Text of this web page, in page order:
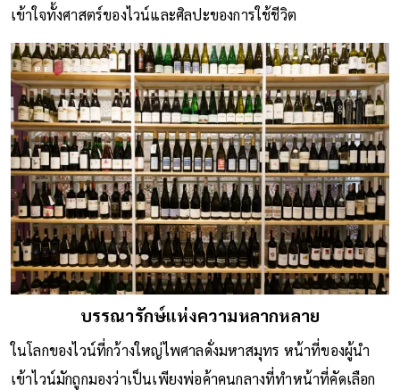
เข้าใจทั้งศาสตร์ของไวน์และศิลปะของการใช้ชีวิต
บรรณารักษ์แห่งความหลากหลาย
ในโลกของไวน์ที่กว้างใหญ่ไพศาลดั่งมหาสมุทร หน้าที่ของผู้นำ
เข้าไวน์มักถูกมองว่าเป็นเพียงพ่อค้าคนกลางที่ทำหน้าที่คัดเลือก